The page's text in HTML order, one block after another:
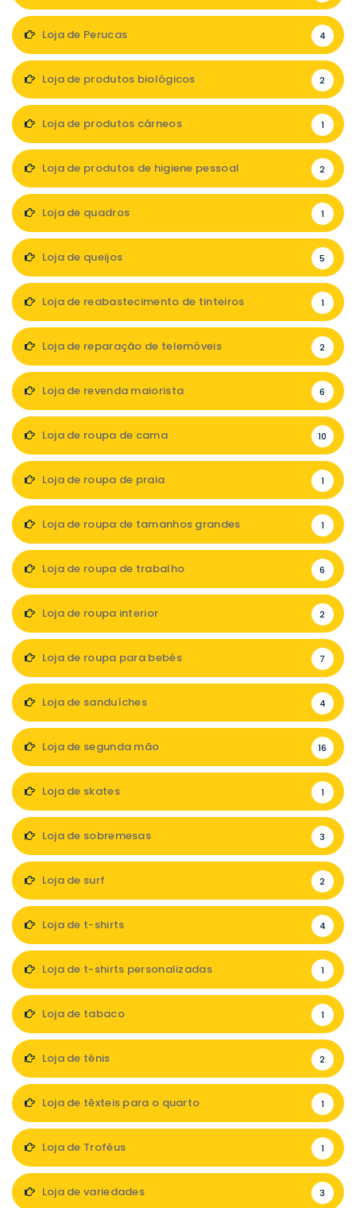
Loja de Perucas 4
Loja de produtos biológicos 2
Loja de produtos cárneos 1
Loja de produtos de higiene pessoal 2
Loja de quadros 1
Loja de queijos 5
Loja de reabastecimento de tinteiros 1
Loja de reparação de telemóveis 2
Loja de revenda maiorista 6
Loja de roupa de cama 10
Loja de roupa de praia 1
Loja de roupa de tamanhos grandes 1
Loja de roupa de trabalho 6
Loja de roupa interior 2
Loja de roupa para bebés 7
Loja de sanduíches 4
Loja de segunda mão 16
Loja de skates 1
Loja de sobremesas 3
Loja de surf 2
Loja de t-shirts 4
Loja de t-shirts personalizadas 1
Loja de tabaco 1
Loja de ténis 2
Loja de têxteis para o quarto 1
Loja de Troféus 1
Loja de variedades 3